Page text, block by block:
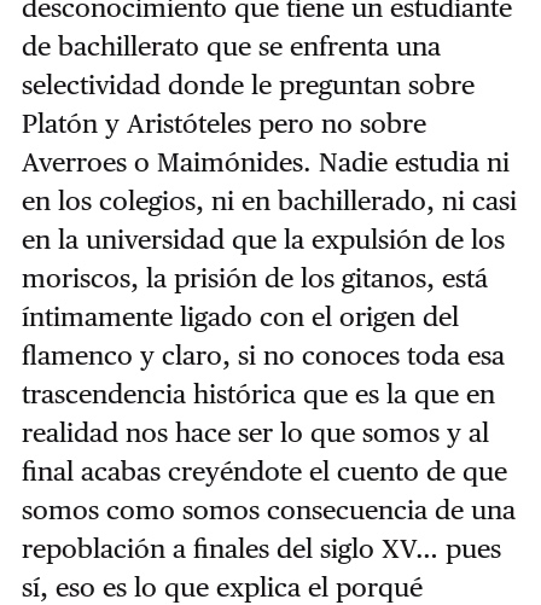
desconocimiento que tiene un estudiante
de bachillerato que se enfrenta una
selectividad donde le preguntan sobre
Platón y Aristóteles pero no sobre
Averroes o Maimónides. Nadie estudia ni
en los colegios, ni en bachillerado, ni casi
en la universidad que la expulsión de los
moriscos, la prisión de los gitanos, está
íntimamente ligado con el origen del
flamenco y claro, si no conoces toda esa
trascendencia histórica que es la que en
realidad nos hace ser lo que somos y al
final acabas creyéndote el cuento de que
somos como somos consecuencia de una
repoblación a finales del siglo XV… pues
sí, eso es lo que explica el porqué